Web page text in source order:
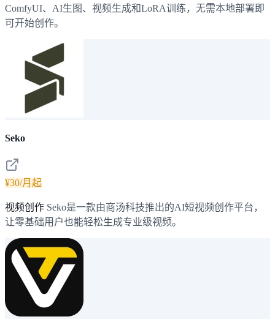
ComfyUI、AI生图、视频生成和LoRA训练，无需本地部署即
可开始创作。
Seko
¥30/月起
视频创作 Seko是一款由商汤科技推出的AI短视频创作平台，
让零基础用户也能轻松生成专业级视频。